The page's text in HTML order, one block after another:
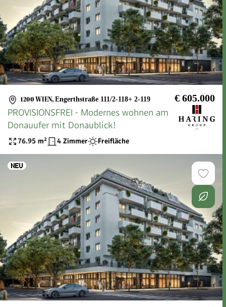
1200 WIEN, Engerthstraße 111/2-118+ 2-119 € 605.000
PROVISIONSFREI - Modernes wohnen am
Donauufer mit Donaublick!
76.95 m² 4 Zimmer Freifläche